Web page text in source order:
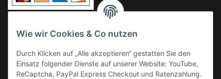
Wie wir Cookies & Co nutzen
Durch Klicken auf „Alle akzeptieren“ gestatten Sie den
Einsatz folgender Dienste auf unserer Website: YouTube,
ReCaptcha, PayPal Express Checkout und Ratenzahlung.
Kauf auf Rechnung
VERSAND